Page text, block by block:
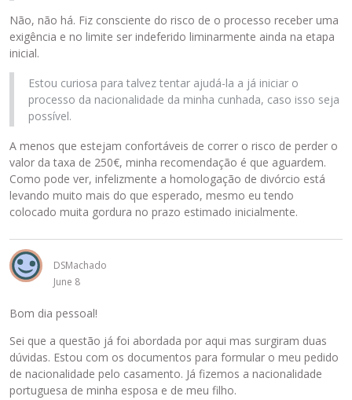
Não, não há. Fiz consciente do risco de o processo receber uma
exigência e no limite ser indeferido liminarmente ainda na etapa
inicial.
Estou curiosa para talvez tentar ajudá-la a já iniciar o
processo da nacionalidade da minha cunhada, caso isso seja
possível.
A menos que estejam confortáveis de correr o risco de perder o
valor da taxa de 250€, minha recomendação é que aguardem.
Como pode ver, infelizmente a homologação de divórcio está
levando muito mais do que esperado, mesmo eu tendo
colocado muita gordura no prazo estimado inicialmente.
DSMachado
June 8
Bom dia pessoal!
Sei que a questão já foi abordada por aqui mas surgiram duas
dúvidas. Estou com os documentos para formular o meu pedido
de nacionalidade pelo casamento. Já fizemos a nacionalidade
portuguesa de minha esposa e de meu filho.